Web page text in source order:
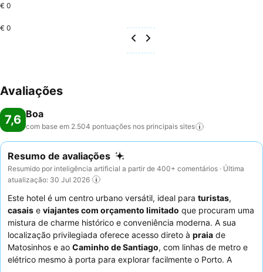
€ 0
€ 0
Avaliações
7,6 Boa
com base em 2.504 pontuações nos principais sites
Resumo de avaliações
Resumido por inteligência artificial a partir de 400+ comentários · Última
atualização: 30 Jul 2026
Este hotel é um centro urbano versátil, ideal para turistas,
casais e viajantes com orçamento limitado que procuram uma
mistura de charme histórico e conveniência moderna. A sua
localização privilegiada oferece acesso direto à praia de
Matosinhos e ao Caminho de Santiago, com linhas de metro e
elétrico mesmo à porta para explorar facilmente o Porto. A